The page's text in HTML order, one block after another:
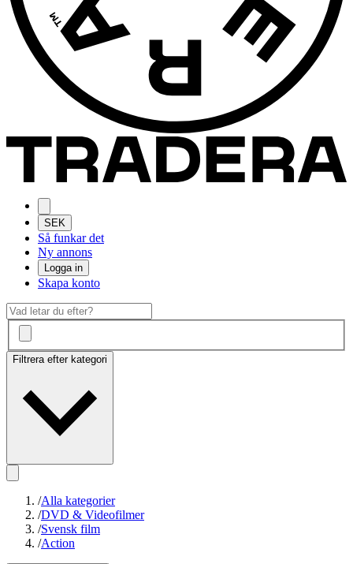
SEK
Så funkar det
Ny annons
Logga in
Skapa konto
Filtrera efter kategori
/Alla kategorier
/DVD & Videofilmer
/Svensk film
/Action